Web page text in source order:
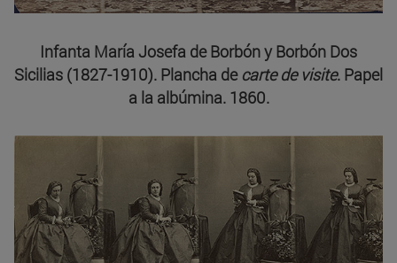
Infanta María Josefa de Borbón y Borbón Dos
Sicilias (1827-1910). Plancha de carte de visite. Papel
a la albúmina. 1860.